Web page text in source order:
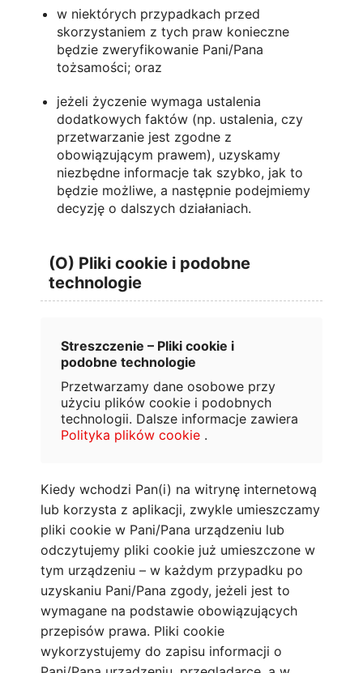
w niektórych przypadkach przed
skorzystaniem z tych praw konieczne
będzie zweryfikowanie Pani/Pana
tożsamości; oraz
jeżeli życzenie wymaga ustalenia
dodatkowych faktów (np. ustalenia, czy
przetwarzanie jest zgodne z
obowiązującym prawem), uzyskamy
niezbędne informacje tak szybko, jak to
będzie możliwe, a następnie podejmiemy
decyzję o dalszych działaniach.
(O) Pliki cookie i podobne
technologie
Streszczenie – Pliki cookie i
podobne technologie
Przetwarzamy dane osobowe przy
użyciu plików cookie i podobnych
technologii. Dalsze informacje zawiera
Polityka plików cookie .
Kiedy wchodzi Pan(i) na witrynę internetową
lub korzysta z aplikacji, zwykle umieszczamy
pliki cookie w Pani/Pana urządzeniu lub
odczytujemy pliki cookie już umieszczone w
tym urządzeniu – w każdym przypadku po
uzyskaniu Pani/Pana zgody, jeżeli jest to
wymagane na podstawie obowiązujących
przepisów prawa. Pliki cookie
wykorzystujemy do zapisu informacji o